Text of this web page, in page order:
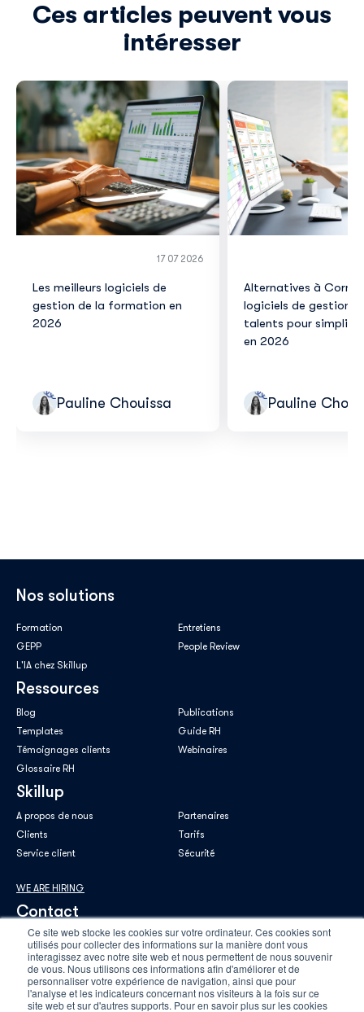
Ce site web stocke les cookies sur votre ordinateur. Ces cookies sont
utilisés pour collecter des informations sur la manière dont vous
interagissez avec notre site web et nous permettent de nous souvenir
de vous. Nous utilisons ces informations afin d'améliorer et de
personnaliser votre expérience de navigation, ainsi que pour
l'analyse et les indicateurs concernant nos visiteurs à la fois sur ce
site web et sur d'autres supports. Pour en savoir plus sur les cookies
Ces articles peuvent vous
intéresser
17 07 2026
Les meilleurs logiciels de
gestion de la formation en
2026
Pauline Chouissa
Alternatives à
logiciels de gestion
talents pour
en 2026
Pauline
Nos solutions
Formation
Entretiens
GEPP
People Review
L'IA chez Skillup
Ressources
Blog
Publications
Templates
Guide RH
Témoignages clients
Webinaires
Glossaire RH
Skillup
A propos de nous
Partenaires
Clients
Tarifs
Service client
Sécurité
WE ARE HIRING
Contact
E-mail professionnel*